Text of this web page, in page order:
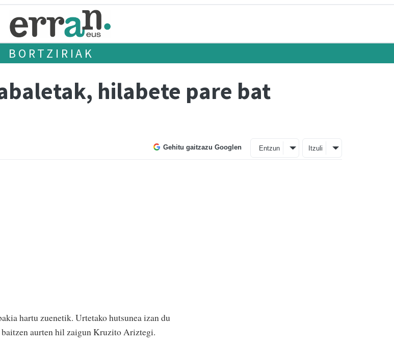
BORTZIRIAK
hilabete pare bat
Gehitu gaitzazu Googlen Entzun Itzuli
hartu zuenetik. Urtetako hutsunea izan du
aurten hil zaigun Kruzito Ariztegi.